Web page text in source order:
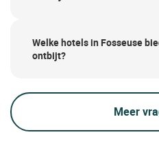
Welke hotels in Fosseuse
ontbijt?
Meer